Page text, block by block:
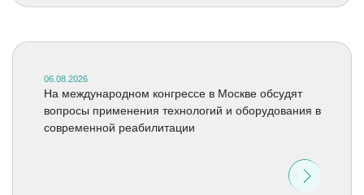
06.08.2026
На международном конгрессе в Москве обсудят
вопросы применения технологий и оборудования в
современной реабилитации